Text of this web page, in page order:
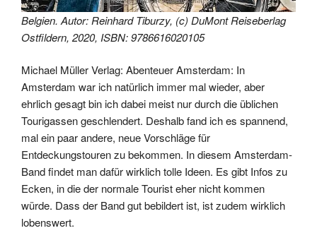
Belgien. Autor: Reinhard Tiburzy, (c) DuMont Reiseberlag
Ostfildern, 2020, ISBN: 9786616020105
Michael Müller Verlag: Abenteuer Amsterdam: In
Amsterdam war ich natürlich immer mal wieder, aber
ehrlich gesagt bin ich dabei meist nur durch die üblichen
Tourigassen geschlendert. Deshalb fand ich es spannend,
mal ein paar andere, neue Vorschläge für
Entdeckungstouren zu bekommen. In diesem Amsterdam-
Band findet man dafür wirklich tolle Ideen. Es gibt Infos zu
Ecken, in die der normale Tourist eher nicht kommen
würde. Dass der Band gut bebildert ist, ist zudem wirklich
lobenswert.